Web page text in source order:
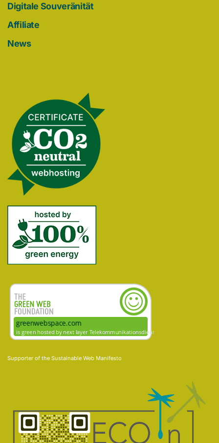
Digitale Souveränität
Affiliate
News
Supporter of the Sustainable Web Manifesto